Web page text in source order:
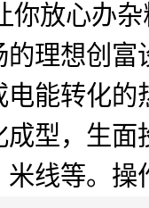
你放心办
理想创
能转化
型，生
线等。